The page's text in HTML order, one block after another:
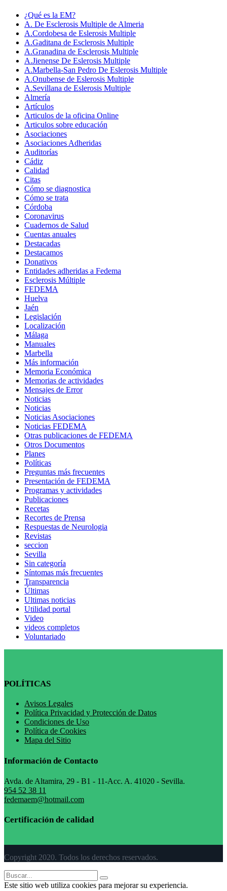
¿Qué es la EM?
A. De Esclerosis Multiple de Almeria
A.Cordobesa de Eslerosis Multiple
A.Gaditana de Esclerosis Multiple
A.Granadina de Esclerosis Multiple
A.Jienense De Eslerosis Multiple
A.Marbella-San Pedro De Eslerosis Multiple
A.Onubense de Eslerosis Multiple
A.Sevillana de Eslerosis Multiple
Almería
Artículos
Articulos de la oficina Online
Articulos sobre educación
Asociaciones
Asociaciones Adheridas
Auditorías
Cádiz
Calidad
Citas
Cómo se diagnostica
Cómo se trata
Córdoba
Coronavirus
Cuadernos de Salud
Cuentas anuales
Destacadas
Destacamos
Donativos
Entidades adheridas a Fedema
Esclerosis Múltiple
FEDEMA
Huelva
Jaén
Legislación
Localización
Málaga
Manuales
Marbella
Más información
Memoria Económica
Memorias de actividades
Mensajes de Error
Noticias
Noticias
Noticias Asociaciones
Noticias FEDEMA
Otras publicaciones de FEDEMA
Otros Documentos
Planes
Políticas
Preguntas más frecuentes
Presentación de FEDEMA
Programas y actividades
Publicaciones
Recetas
Recortes de Prensa
Respuestas de Neurologia
Revistas
seccion
Sevilla
Sin categoría
Síntomas más frecuentes
Transparencia
Últimas
Ultimas noticias
Utilidad portal
Video
videos completos
Voluntariado
POLÍTICAS
Avisos Legales
Política Privacidad y Protección de Datos
Condiciones de Uso
Política de Cookies
Mapa del Sitio
Información de Contacto
Avda. de Altamira, 29 - B1 - 11-Acc. A. 41020 - Sevilla.
954 52 38 11
fedemaem@hotmail.com
Certificación de calidad
Copyright 2020. Todos los derechos reservados.
Este sitio web utiliza cookies para mejorar su experiencia.